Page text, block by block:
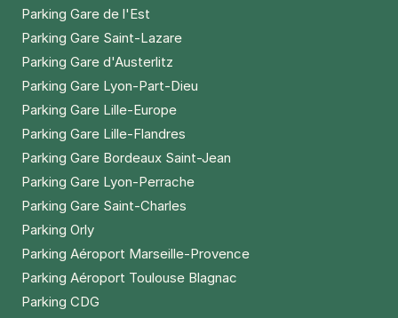
Parking Gare de l'Est
Parking Gare Saint-Lazare
Parking Gare d'Austerlitz
Parking Gare Lyon-Part-Dieu
Parking Gare Lille-Europe
Parking Gare Lille-Flandres
Parking Gare Bordeaux Saint-Jean
Parking Gare Lyon-Perrache
Parking Gare Saint-Charles
Parking Orly
Parking Aéroport Marseille-Provence
Parking Aéroport Toulouse Blagnac
Parking CDG